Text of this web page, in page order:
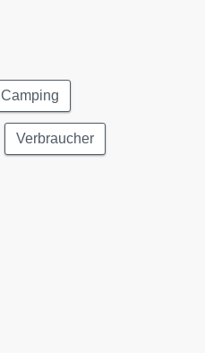
Camping
Verbraucher